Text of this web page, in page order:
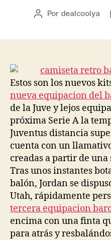
Autor
Por dealcoolya
Estos son los nuevos
nueva equipacion del
de la Juve y lejos
próxima Serie A la
Juventus distancia
cuenta con un
creadas a partir de
Tras unos instantes
balón, Jordan se
Utah, rápidamente
tercera equipacion
encima con una finta
para atrás y